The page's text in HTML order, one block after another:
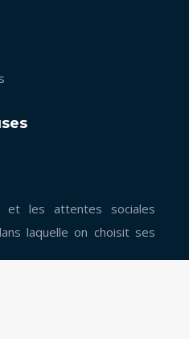
et les attentes sociales
laquelle on choisit ses